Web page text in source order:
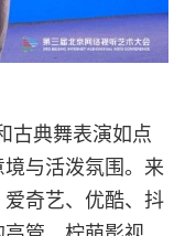
古典舞表演如点
与活泼氛围。来
奇艺、优酷、抖